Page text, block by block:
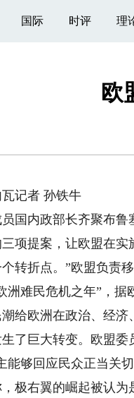
国际 时评 理
欧
记者 孙铁牛
内政部长齐聚布鲁
项提案，让欧盟在
转折点。”欧盟负责
难民危机之年”，据
给欧洲在政治、经
了巨大转变。欧盟
能够回应民众正当关切
右翼的崛起被认为